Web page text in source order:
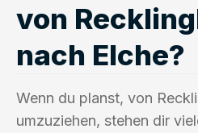
von
nach Elche?
Wenn du planst, von
umzuziehen, stehen dir